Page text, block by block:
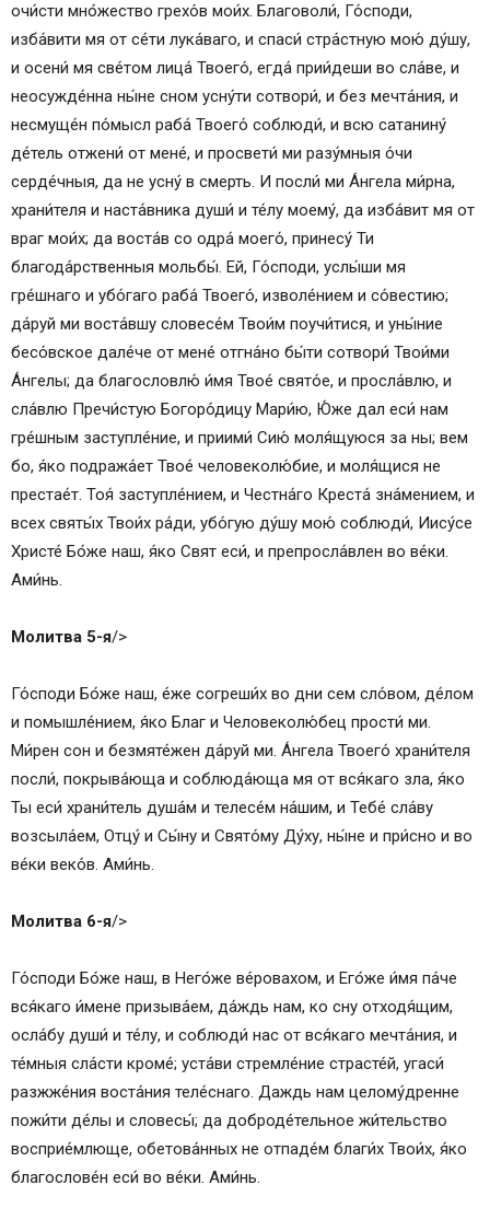
очи́сти мно́жество грехо́в мои́х. Благоволи́, Го́споди,
изба́вити мя от се́ти лука́ваго, и спаси́ стра́стную мою́ ду́шу,
и осени́ мя све́том лица́ Твоего́, егда́ прии́деши во сла́ве, и
неосужде́нна ны́не сном усну́ти сотвори́, и без мечта́ния, и
несмуще́н по́мысл раба́ Твоего́ соблюди́, и всю сатанину́
де́тель отжени́ от мене́, и просвети́ ми разу́мныя о́чи
серде́чныя, да не усну́ в смерть. И посли́ ми А́нгела ми́рна,
храни́теля и наста́вника души́ и те́лу моему́, да изба́вит мя от
враг мои́х; да воста́в со одра́ моего́, принесу́ Ти
благода́рственныя мольбы́. Ей, Го́споди, услы́ши мя
гре́шнаго и убо́гаго раба́ Твоего́, изволе́нием и со́вестию;
да́руй ми воста́вшу словесе́м Твои́м поучи́тися, и уны́ние
бесо́вское дале́че от мене́ отгна́но бы́ти сотвори́ Твои́ми
А́нгелы; да благословлю́ и́мя Твое́ свято́е, и просла́влю, и
сла́влю Пречи́стую Богоро́дицу Мари́ю, Ю́же дал еси́ нам
гре́шным заступле́ние, и приими́ Сию́ моля́щуюся за ны; вем
бо, я́ко подража́ет Твое́ человеколю́бие, и моля́щися не
престае́т. Тоя́ заступле́нием, и Честна́го Креста́ зна́мением, и
всех святы́х Твои́х ра́ди, убо́гую ду́шу мою́ соблюди́, Иису́се
Христе́ Бо́же наш, я́ко Свят еси́, и препросла́влен во ве́ки.
Ами́нь.
Молитва 5-я/>
Го́споди Бо́же наш, е́же согреши́х во дни сем сло́вом, де́лом
и помышле́нием, я́ко Благ и Человеколю́бец прости́ ми.
Ми́рен сон и безмяте́жен да́руй ми. А́нгела Твоего́ храни́теля
посли́, покрыва́юща и соблюда́юща мя от вся́каго зла, я́ко
Ты еси́ храни́тель душа́м и телесе́м на́шим, и Тебе́ сла́ву
возсыла́ем, Отцу́ и Сы́ну и Свято́му Ду́ху, ны́не и при́сно и во
ве́ки веко́в. Ами́нь.
Молитва 6-я/>
Го́споди Бо́же наш, в Него́же ве́ровахом, и Его́же и́мя па́че
вся́каго и́мене призыва́ем, да́ждь нам, ко сну отходя́щим,
осла́бу души́ и те́лу, и соблюди́ нас от вся́каго мечта́ния, и
те́мныя сла́сти кроме́; уста́ви стремле́ние страсте́й, угаси́
разжже́ния воста́ния теле́снаго. Даждь нам целому́дренне
пожи́ти де́лы и словесы́; да доброде́тельное жи́тельство
восприе́млюще, обетова́нных не отпаде́м благи́х Твои́х, я́ко
благослове́н еси́ во ве́ки. Ами́нь.